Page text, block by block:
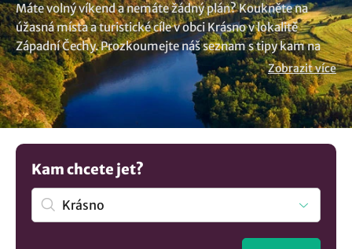
Máte volný víkend a nemáte žádný plán? Koukněte na
úžasná místa a turistické cíle v obci Krásno v lokalitě
Západní Čechy. Prozkoumejte náš seznam s tipy kam na
výlet, navštivte jedinečné výletní cíle, objevte nevšední tipy
co navštívit a prožijte nezapomenutelný víkend. Napsali
jsme pro vás mnoho výletů s inspirací co vidět a nápadů
kudy z nudy. Prostudujte si našeho průvodce s tipy co dělat
ve volném dni v lokalitě Krásno a nudit se nebudete. Z
databáze tipů na kouzelná místa a kam na výlet jsme pro
vás náhodně vybrali:Hornické muzeum Krásno
Rozhledna na Krásenském vrchu
procestovat celý Karlovarský kraj. Není nad to si odpočinek
Zobrazit více
Kam chcete jet?